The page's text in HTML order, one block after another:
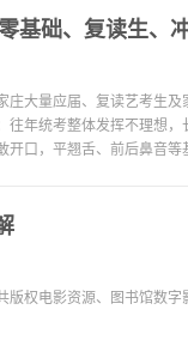
基础、复读生、
大量应届、复读艺考生
年统考整体发挥不理想
口，平翘舌、前后鼻音等
权电影资源、图书馆数